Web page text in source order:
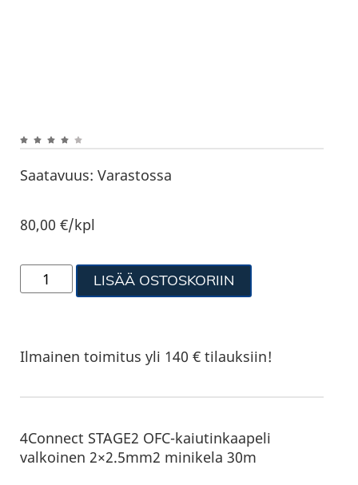
Saatavuus: Varastossa
80,00€/kpl
LISÄÄ OSTOSKORIIN
Ilmainen toimitus yli 140 € tilauksiin!
4Connect STAGE2 OFC-kaiutinkaapeli
valkoinen 2×2.5mm2 minikela 30m